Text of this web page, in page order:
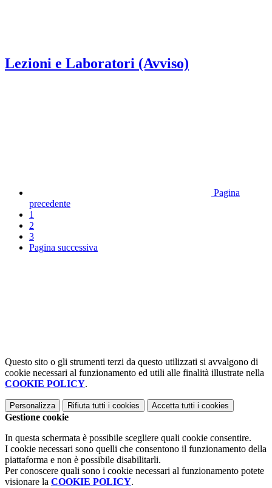
Lezioni e Laboratori (Avviso)
Pagina
precedente
1
2
3
Pagina successiva
Questo sito o gli strumenti terzi da questo utilizzati si avvalgono di
cookie necessari al funzionamento ed utili alle finalità illustrate nella
COOKIE POLICY.
Personalizza Rifiuta tutti i cookies Accetta tutti i cookies
Gestione cookie
In questa schermata è possibile scegliere quali cookie consentire.
I cookie necessari sono quelli che consentono il funzionamento della
piattaforma e non è possibile disabilitarli.
Per conoscere quali sono i cookie necessari al funzionamento potete
visionare la COOKIE POLICY.